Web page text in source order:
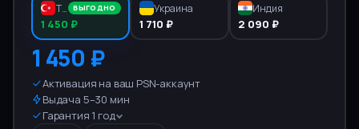
ТурцияВЫГОДНО
1 450 ₽
Украина
1 710 ₽
Индия
2 090 ₽
1 450 ₽
Активация на ваш PSN-аккаунт
Выдача 5–30 мин
Гарантия 1 год